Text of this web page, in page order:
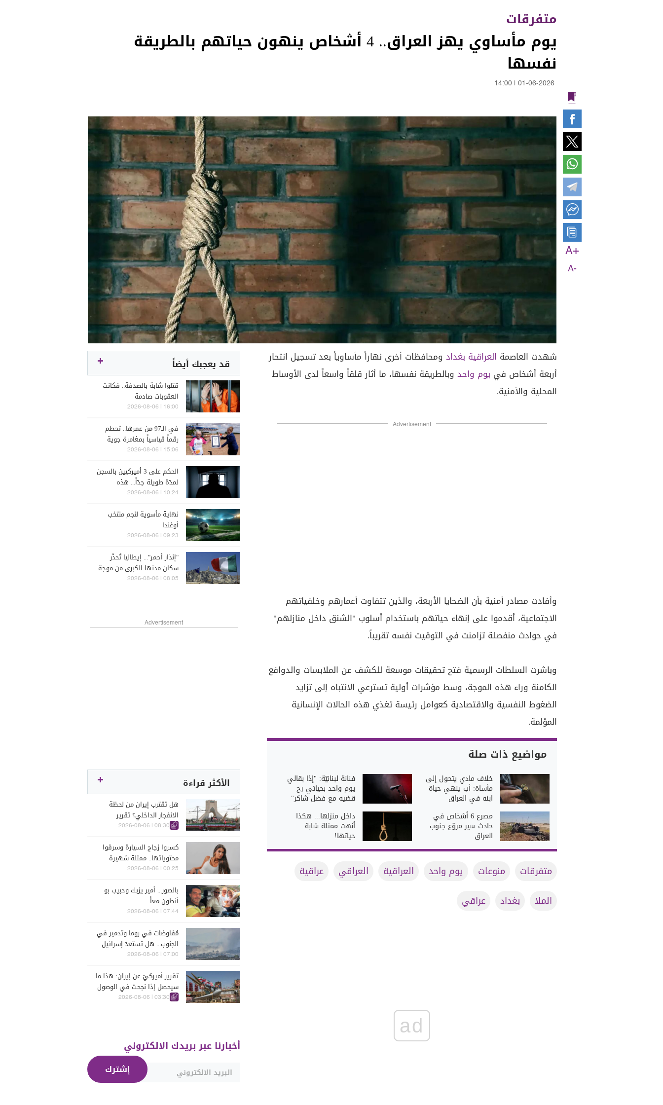
متفرقات
يوم مأساوي يهز العراق.. 4 أشخاص ينهون حياتهم بالطريقة
نفسها
01-06-2026
14:00
A+
A-
شهدت العاصمة العراقية بغداد ومحافظات أخرى نهاراً مأساوياً بعد تسجيل انتحار
أربعة أشخاص في يوم واحد وبالطريقة نفسها، ما أثار قلقاً واسعاً لدى الأوساط
المحلية والأمنية.
Advertisement
وأفادت مصادر أمنية بأن الضحايا الأربعة، والذين تتفاوت أعمارهم وخلفياتهم
الاجتماعية، أقدموا على إنهاء حياتهم باستخدام أسلوب "الشنق داخل منازلهم"
في حوادث منفصلة تزامنت في التوقيت نفسه تقريباً.
وباشرت السلطات الرسمية فتح تحقيقات موسعة للكشف عن الملابسات والدوافع
الكامنة وراء هذه الموجة، وسط مؤشرات أولية تسترعي الانتباه إلى تزايد
الضغوط النفسية والاقتصادية كعوامل رئيسة تغذي هذه الحالات الإنسانية
المؤلمة.
مواضيع ذات صلة
خلاف مادي يتحول إلى
مأساة: أب ينهي حياة
ابنه في العراق
فنانة لبنانيّة: "إذا بقالي
يوم واحد بحياتي رح
قضيه مع فضل شاكر"
مصرع 6 أشخاص في
حادث سير مروّع جنوب
العراق
داخل منزلها... هكذا
أنهت ممثلة شابة
حياتها!
متفرقات منوعات يوم واحد العراقية العراقي
عراقية
الملا
بغداد عراقي
ad
قد يعجبك أيضاً
قتلوا شابة بالصدفة.. فكانت
العقوبات صادمة
16:00 | 2026-08-06
في الـ97 من عمرها.. تحطم
رقماً قياسياً بمغامرة جوية
(فيديو)
15:06 | 2026-08-06
الحكم على 3 أميركيين بالسجن
لمدّة طويلة جدّاً... هذه
تهمتهم
10:24 | 2026-08-06
نهاية مأسوية لنجم منتخب
أوغندا
09:23 | 2026-08-06
"إنذار أحمر"... إيطاليا تُحذّر
سكان مدنها الكبرى من موجة
الحرّ
08:05 | 2026-08-06
Advertisement
الأكثر قراءة
هل تقترب إيران من لحظة
الانفجار الداخلي؟ تقرير
اسرائيلي يكشف الكواليس
08:30 | 2026-08-06
كسروا زجاج السيارة وسرقوا
محتوياتها.. ممثلة شهيرة
تتعرّض للسرقة في الرملة
00:25 | 2026-08-06
بالصور... أمير يزبك وحبيب بو
أنطون معاً
07:44 | 2026-08-06
مُفاوضات في روما وتدمير في
الجنوب... هل تستعدّ إسرائيل
للحرب؟
07:00 | 2026-08-06
تقرير أميركيّ عن إيران: هذا ما
سيحصل إذا نجحت في الوصول
إلى هذه الدولة الآسيويّة
03:30 | 2026-08-06
أخبارنا عبر بريدك الالكتروني
إشترك